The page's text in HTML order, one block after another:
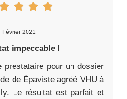
Février 2021
impeccable !
prestataire pour un dossier
de Épaviste agréé VHU à
Le résultat est parfait et